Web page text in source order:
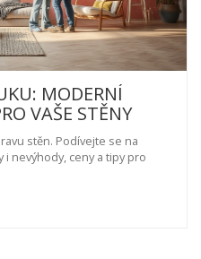
MODERNÍ
VAŠE STĚNY
stěn. Podívejte se na
nevýhody, ceny a tipy pro